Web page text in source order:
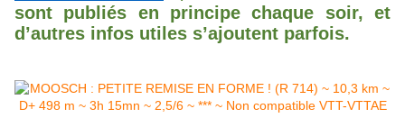
sont publiés en principe chaque soir, et
d’autres infos utiles s’ajoutent parfois.